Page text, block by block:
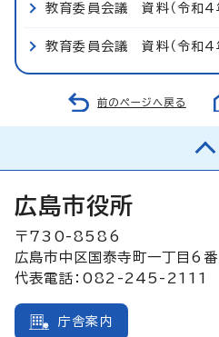
教育委員会議 資料（令和4
教育委員会議 資料（令和4
前のページへ戻る
広島市役所
〒730-8586
広島市中区国泰寺町一丁目6
代表電話：082-245-2111
庁舎案内